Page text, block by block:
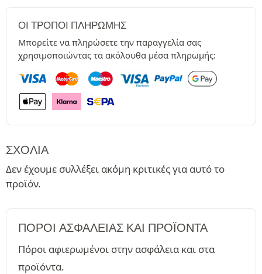
ΟΙ ΤΡΌΠΟΙ ΠΛΗΡΩΜΉΣ
Μπορείτε να πληρώσετε την παραγγελία σας
χρησιμοποιώντας τα ακόλουθα μέσα πληρωμής:
ΣΧΌΛΙΑ
Δεν έχουμε συλλέξει ακόμη κριτικές για αυτό το
προϊόν.
ΠΌΡΟΙ ΑΣΦΑΛΕΊΑΣ ΚΑΙ ΠΡΟΪΌΝΤΑ
Πόροι αφιερωμένοι στην ασφάλεια και στα
προϊόντα.